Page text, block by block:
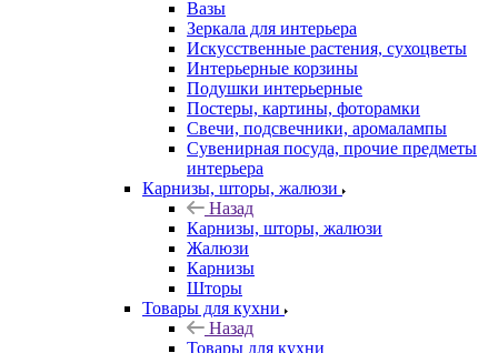
Вазы
Зеркала для интерьера
Искусственные растения, сухоцветы
Интерьерные корзины
Подушки интерьерные
Постеры, картины, фоторамки
Свечи, подсвечники, аромалампы
Сувенирная посуда, прочие предметы
интерьера
Карнизы, шторы, жалюзи
Назад
Карнизы, шторы, жалюзи
Жалюзи
Карнизы
Шторы
Товары для кухни
Назад
Товары для кухни